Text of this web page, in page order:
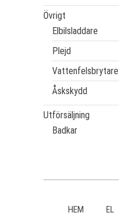
Övrigt
Elbilsladdare
Plejd
Vattenfelsbrytare
Åskskydd
Utförsäljning
Badkar
HEM EL